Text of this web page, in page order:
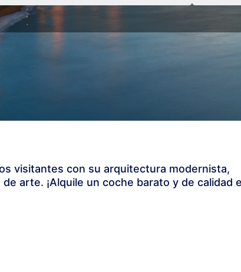
visitantes con su arquitectura modernista,
arte. ¡Alquile un coche barato y de calidad